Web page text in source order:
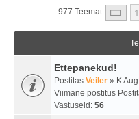
977 Teemat .1
Ettepanekud!
Postitas Veiler » K
Viimane postitus
Vastuseid: 56